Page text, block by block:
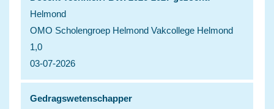
Helmond
OMO Scholengroep Helmond Vakcollege Helmond
1,0
03-07-2026
Gedragswetenschapper